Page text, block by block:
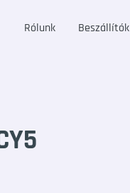
Rólunk Beszállítók